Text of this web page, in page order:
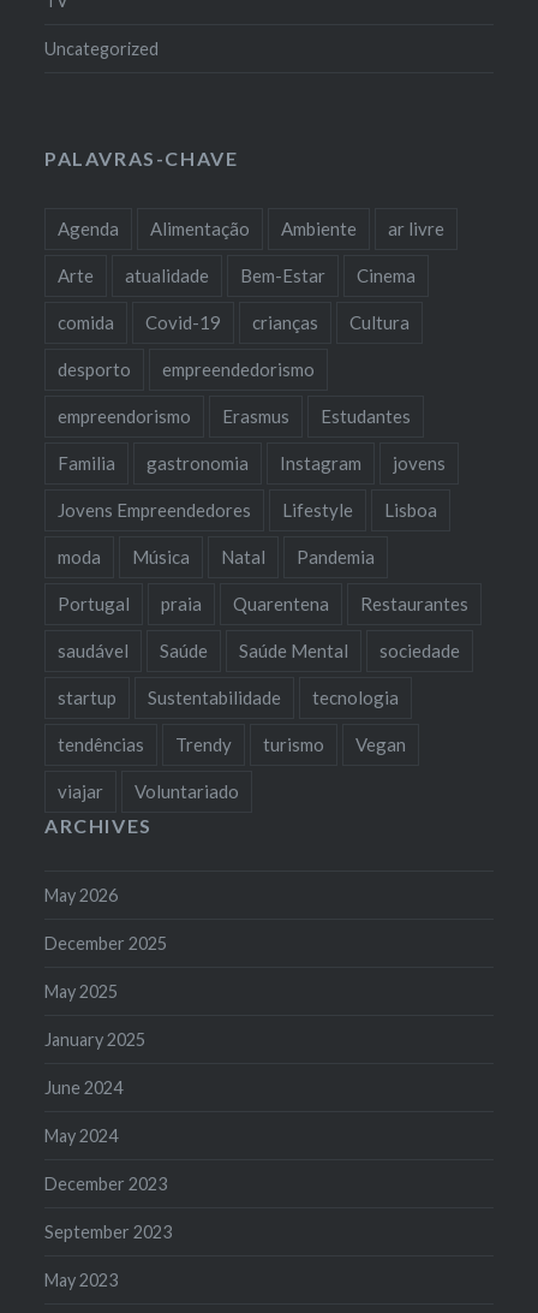
Uncategorized
PALAVRAS-CHAVE
Agenda Alimentação Ambiente ar livre
Arte atualidade Bem-Estar Cinema
comida Covid-19 crianças Cultura
desporto empreendedorismo
empreendorismo Erasmus Estudantes
Familia gastronomia Instagram jovens
Jovens Empreendedores Lifestyle Lisboa
moda Música Natal Pandemia
Portugal praia Quarentena Restaurantes
saudável Saúde Saúde Mental sociedade
startup Sustentabilidade tecnologia
tendências Trendy turismo Vegan
viajar Voluntariado
ARCHIVES
May 2026
December 2025
May 2025
January 2025
June 2024
May 2024
December 2023
September 2023
May 2023